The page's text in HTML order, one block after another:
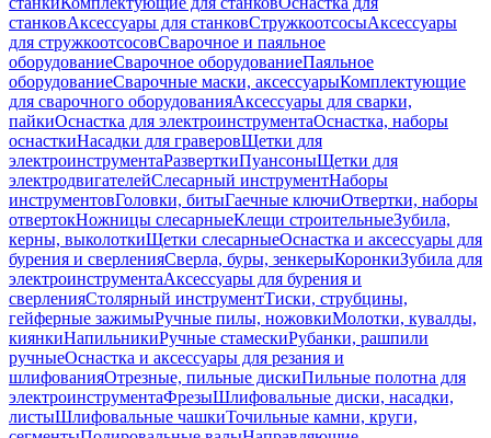
станковАксессуары для станковСтружкоотсосыАксессуары
для стружкоотсосовСварочное и паяльное
оборудованиеСварочное оборудованиеПаяльное
оборудованиеСварочные маски, аксессуарыКомплектующие
для сварочного оборудованияАксессуары для сварки,
пайкиОснастка для электроинструментаОснастка, наборы
оснасткиНасадки для граверовЩетки для
электроинструментаРазверткиПуансоныЩетки для
электродвигателейСлесарный инструментНаборы
инструментовГоловки, битыГаечные ключиОтвертки, наборы
отвертокНожницы слесарныеКлещи строительныеЗубила,
керны, выколоткиЩетки слесарныеОснастка и аксессуары для
бурения и сверленияСверла, буры, зенкерыКоронкиЗубила для
электроинструментаАксессуары для бурения и
сверленияСтолярный инструментТиски, струбцины,
гейферные зажимыРучные пилы, ножовкиМолотки, кувалды,
киянкиНапильникиРучные стамескиРубанки, рашпили
ручныеОснастка и аксессуары для резания и
шлифованияОтрезные, пильные дискиПильные полотна для
электроинструментаФрезыШлифовальные диски, насадки,
листыШлифовальные чашкиТочильные камни, круги,